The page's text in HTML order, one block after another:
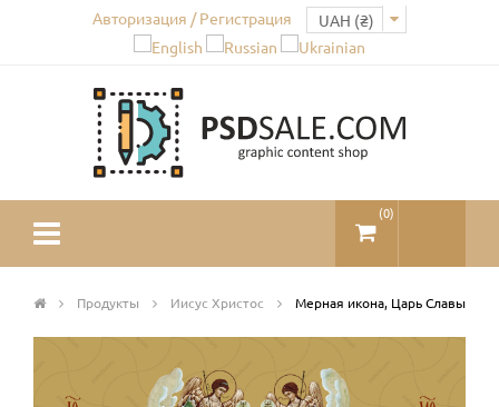
Авторизация / Регистрация
(0)
Продукты Иисус Христос Мерная икона, Царь Славы